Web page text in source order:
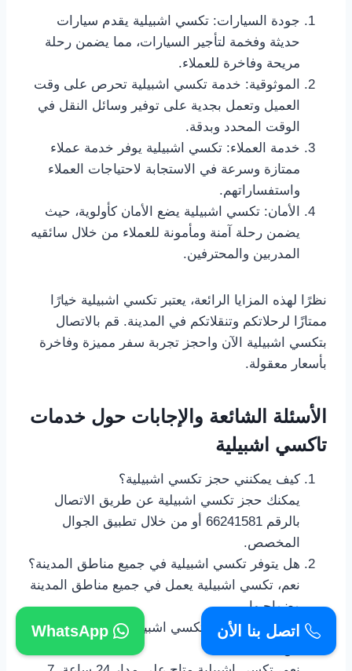
جودة السيارات: تكسي اشبيلية يقدم سيارات
حديثة وفخمة لتأجير السيارات، مما يضمن رحلة
مريحة وفاخرة للعملاء.
الموثوقية: خدمة تكسي اشبيلية تحرص على وقت
العميل وتعمل بجدية على توفير وسائل النقل في
الوقت المحدد وبدقة.
خدمة العملاء: تكسي اشبيلية يوفر خدمة عملاء
ممتازة وسرعة في الاستجابة لاحتياجات العملاء
واستفساراتهم.
الأمان: تكسي اشبيلية يضع الأمان كأولوية، حيث
يضمن رحلة آمنة ومأمونة للعملاء من خلال سائقيه
المدربين والمحترفين.
نظرًا لهذه المزايا الرائعة، يعتبر تكسي اشبيلية خيارًا
ممتازًا لرحلاتكم وتنقلاتكم في المدينة. قم بالاتصال
بتكسي اشبيلية الآن واحجز تجربة سفر مميزة وفاخرة
بأسعار معقولة.
الأسئلة الشائعة والإجابات حول خدمات
تاكسي اشبيلية
كيف يمكنني حجز تكسي اشبيلية؟
يمكنك حجز تكسي اشبيلية عن طريق الاتصال
بالرقم 66241581 أو من خلال تطبيق الجوال
المخصص.
هل يتوفر تكسي اشبيلية في جميع مناطق المدينة؟
نعم، تكسي اشبيلية يعمل في جميع مناطق المدينة
وضواحيها.
هل يمكنني طلب تكسي اشبيلية في وقت متأخر
اتصل بنا الأن